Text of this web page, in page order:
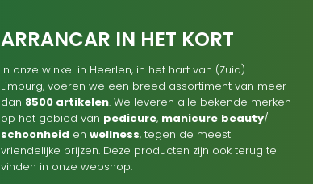
ARRANCAR IN HET KORT
In onze winkel in Heerlen, in het hart van (Zuid)
Limburg, voeren we een breed assortiment van meer
dan 8500 artikelen. We leveren alle bekende merken
op het gebied van pedicure, manicure beauty/
schoonheid en wellness, tegen de meest
vriendelijke prijzen. Deze producten zijn ook terug te
vinden in onze webshop.